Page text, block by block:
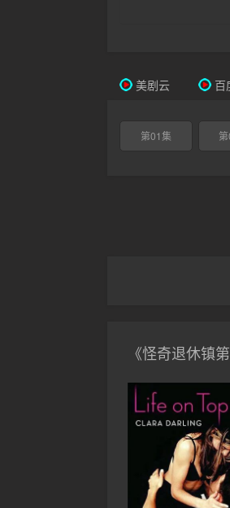
美剧云 百
第01集
《怪奇退休镇